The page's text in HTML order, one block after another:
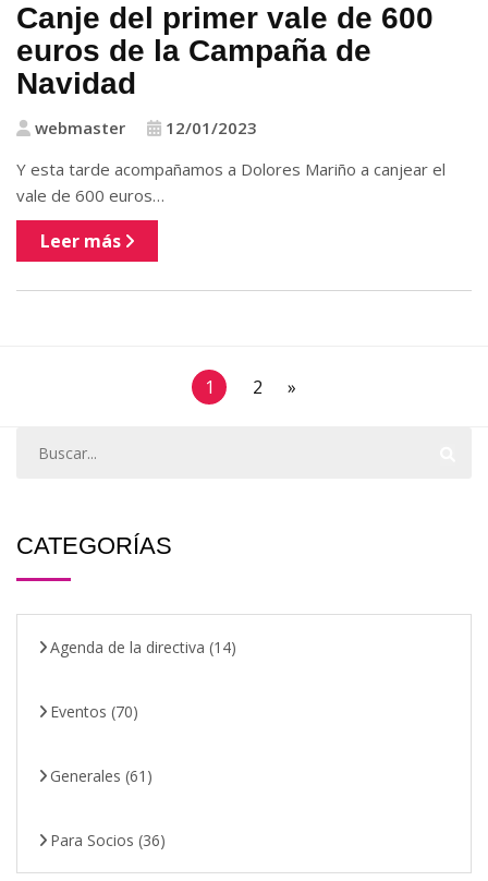
Canje del primer vale de 600
euros de la Campaña de
Navidad
webmaster
12/01/2023
Y esta tarde acompañamos a Dolores Mariño a canjear el
vale de 600 euros…
Leer más
1 2 »
CATEGORÍAS
Agenda de la directiva (14)
Eventos (70)
Generales (61)
Para Socios (36)